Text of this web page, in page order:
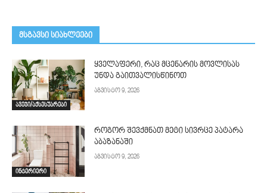
მსგავსი სიახლეები
ავეჯი/აქსესუარები
ყველაფერი, რაც მცენარის მოვლისას
უნდა გაითვალისწინოთ
აგვისტო 9, 2026
ინტერიერი
როგორ შევქმნათ მეტი სივრცე პატარა
აბაზანაში
აგვისტო 9, 2026